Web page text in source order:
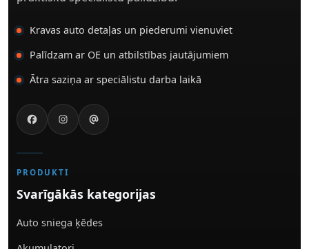
Kravas auto detaļas un piederumi vienuviet
Palīdzam ar OE un atbilstības jautājumiem
Ātra saziņa ar speciālistu darba laikā
PRODUKTI
Svarīgākās kategorijas
Auto sniega ķēdes